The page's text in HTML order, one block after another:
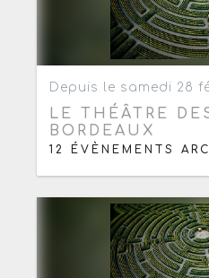
Depuis le samedi 28
LE THÉÂTRE
BORDEAUX
12 ÉVÈNEMENTS